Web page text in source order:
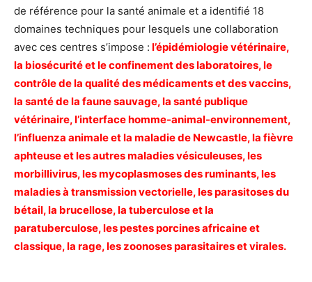
de référence pour la santé animale et a identifié 18
domaines techniques pour lesquels une collaboration
avec ces centres s’impose : l’épidémiologie vétérinaire,
la biosécurité et le confinement des laboratoires, le
contrôle de la qualité des médicaments et des vaccins,
la santé de la faune sauvage, la santé publique
vétérinaire, l’interface homme-animal-environnement,
l’influenza animale et la maladie de Newcastle, la fièvre
aphteuse et les autres maladies vésiculeuses, les
morbillivirus, les mycoplasmoses des ruminants, les
maladies à transmission vectorielle, les parasitoses du
bétail, la brucellose, la tuberculose et la
paratuberculose, les pestes porcines africaine et
classique, la rage, les zoonoses parasitaires et virales.